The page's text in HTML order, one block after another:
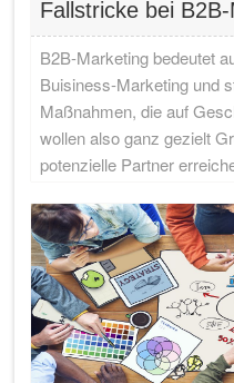
Fallstricke bei
B2B-Marketing bedeutet
Buisiness-Marketing und
Maßnahmen, die auf
wollen also ganz gezielt
potenzielle Partner